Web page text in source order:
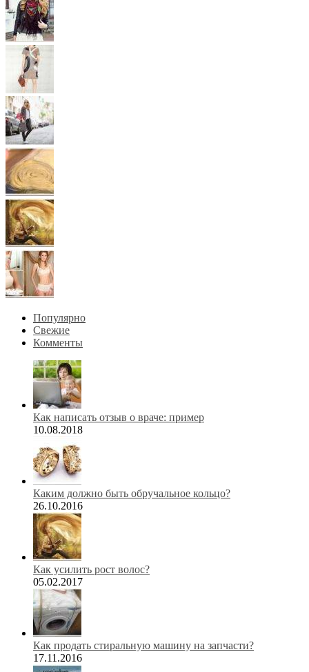
Популярно
Свежие
Комменты
Как написать отзыв о враче: пример
10.08.2018
Каким должно быть обручальное кольцо?
26.10.2016
Как усилить рост волос?
05.02.2017
Как продать стиральную машину на запчасти?
17.11.2016